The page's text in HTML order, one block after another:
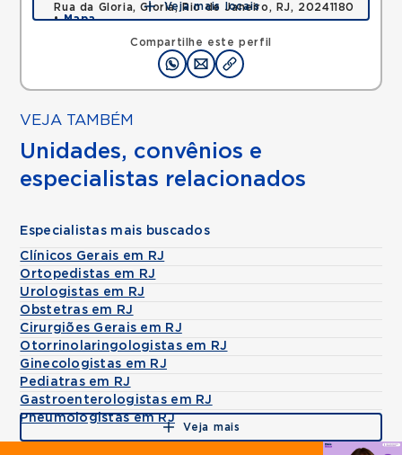
Compartilhe este perfil
Rua da Gloria, Gloria, Rio de Janeiro, RJ, 20241180
•Mapa
Veja mais locais
VEJA TAMBÉM
Unidades, convênios e
especialistas relacionados
Especialistas mais buscados
Clínicos Gerais em RJ
Ortopedistas em RJ
Urologistas em RJ
Obstetras em RJ
Cirurgiões Gerais em RJ
Otorrinolaringologistas em RJ
Ginecologistas em RJ
Pediatras em RJ
Gastroenterologistas em RJ
Pneumologistas em RJ
Veja mais